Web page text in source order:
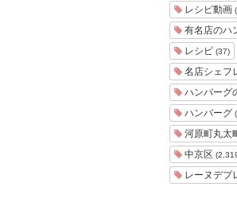
レシピ動画
有名店のハ
レシピ (37)
名店シェフ
ハンバーグ
ハンバーグ
河原町丸太
中京区
レーヌデプ